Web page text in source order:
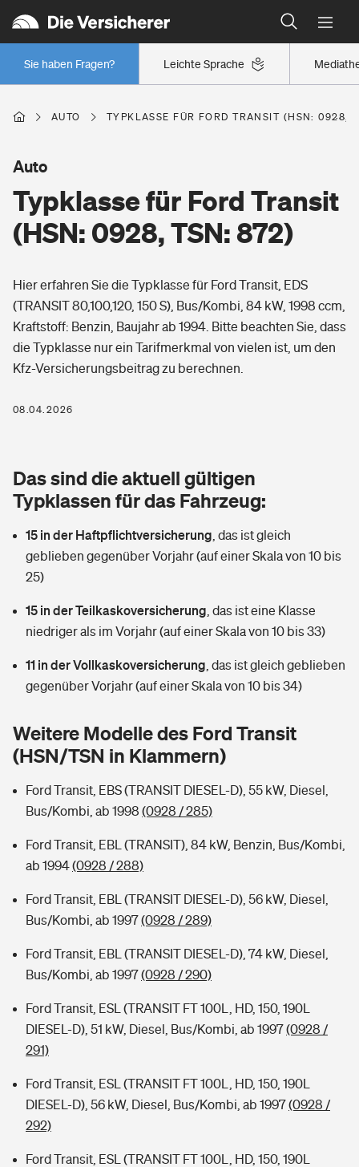
Leichte Sprache
Sie haben Fragen?
Wer versichert was: Jetzt Versicherer finden
Regionalklassen: So ist Ihre Region eingestuft
Wer versichert was: Jetzt Versicherer finden
Berufsunfähigkeitsversicherung
Erwerbsunfähigkeitsversicherung
Grundfähigkeitsversicherung
Arbeitsrechtsschutz
Berufshaftpflichtversicherung
Zur Übersicht
Tools
Wer versichert was: Jetzt Versicherer finden
Sie haben Fragen?
Wohnen
Elementarversicherung
Glasversicherung
Mietkautionsversicherung
Restkreditversicherung
Hochwasser-Check: Wie gefährdet ist Ihr Haus?
Wer versichert was: Jetzt Versicherer finden
Sie haben Fragen?
Freizeit
Pri­vate Haft­pflicht­
Kinderunfall­ver­si­che­rung
Kinderinvalidität
Hundehalter-Haftpflicht
Private Cyberversicherung
Musikinstrumentenversicherung
Zur Übersicht
Tools
Kinderunfall-Check: Mehr Sicherheit für deine Kids
Sie haben Fragen?
Gesundheit
Private Krankenversicherung
Dread-Disease-Versicherung
Tierkrankenversicherung
Zur Übersicht
Tools
Wer versichert was: Jetzt Versicherer finden
Sie haben Fragen?
Rentenrechner: Wie viel Geld bekomme ich im Alter?
AUTO TYPKLASSE FÜR FORD TRANSIT (HSN: 0928,
Typklasse für Ford Transit
(HSN: 0928, TSN: 872)
Auto
Hier erfahren Sie die Typklasse für Ford Transit, EDS
(TRANSIT 80,100,120, 150 S), Bus/Kombi, 84 kW, 1998 ccm,
Kraftstoff: Benzin, Baujahr ab 1994. Bitte beachten Sie, dass
die Typklasse nur ein Tarifmerkmal von vielen ist, um den
Kfz-Versicherungsbeitrag zu berechnen.
08.04.2026
Das sind die aktuell gültigen
Typklassen für das Fahrzeug:
15 in der Haftpflichtversicherung das ist gleich
geblieben gegenüber Vorjahr (auf einer Skala von 10 bis
25)
15 in der Teilkaskoversicherung das ist eine Klasse
niedriger als im Vorjahr (auf einer Skala von 10 bis 33)
11 in der Vollkaskoversicherung das ist gleich geblieben
gegenüber Vorjahr (auf einer Skala von 10 bis 34)
Weitere Modelle des Ford Transit
(HSN/TSN in Klammern)
Ford Transit, EBS (TRANSIT DIESEL-D), 55 kW, Diesel,
Bus/Kombi, ab 1998 (0928 / 285)
Ford Transit, EBL (TRANSIT), 84 kW, Benzin, Bus/Kombi,
ab 1994(0928 / 288)
Ford Transit, EBL (TRANSIT DIESEL-D), 56 kW, Diesel,
Bus/Kombi, ab 1997(0928 / 289)
Ford Transit, EBL (TRANSIT DIESEL-D), 74 kW, Diesel,
Bus/Kombi, ab 1997(0928 / 290)
Ford Transit, ESL (TRANSIT FT 100L, HD, 150, 190L
DIESEL-D), 51 kW, Diesel, Bus/Kombi, ab 1997(0928 /
291)
Ford Transit, ESL (TRANSIT FT 100L, HD, 150, 190L
DIESEL-D), 56 kW, Diesel, Bus/Kombi, ab 1997(0928 /
292)
Ford Transit, ESL (TRANSIT FT 100L, HD, 150, 190L